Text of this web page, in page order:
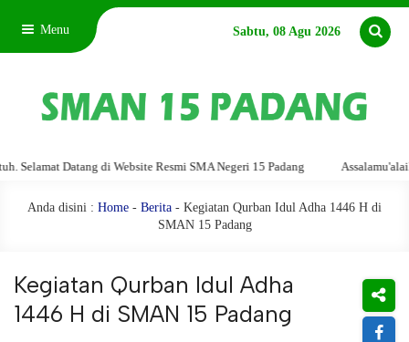
Menu Sabtu, 08 Agu 2026
Datang di Website Resmi SMA Negeri 15 Padang Assalamu'alaikum
Anda disini : Home - Berita - Kegiatan Qurban Idul Adha 1446 H di
SMAN 15 Padang
Kegiatan Qurban Idul Adha
1446 H di SMAN 15 Padang